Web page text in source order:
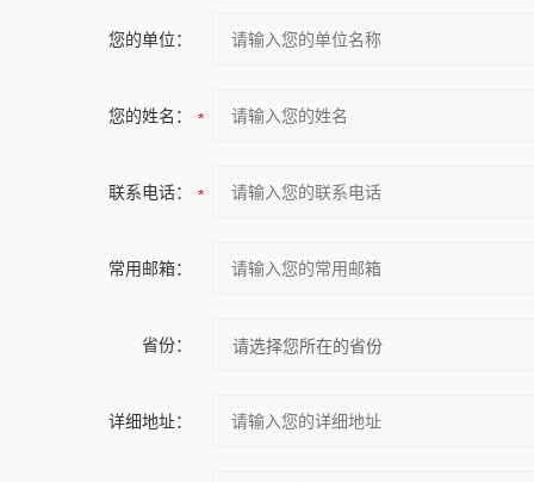
您的单位：
您的姓名：
联系电话：
常用邮箱：
省份：
详细地址：